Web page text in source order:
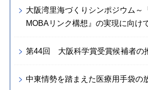
大阪湾里海づくりシンポジウム～
MOBAリンク構想』の実現に向け
第44回 大阪科学賞受賞候補者の
中東情勢を踏まえた医療用手袋の